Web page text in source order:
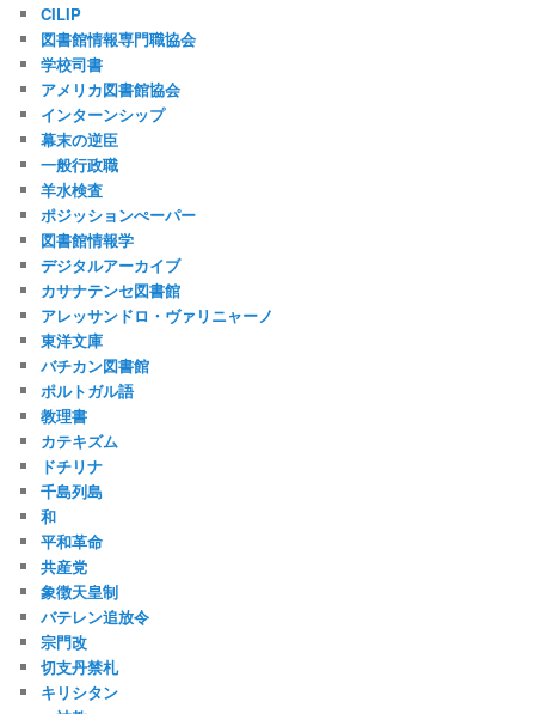
CILIP
図書館情報専門職協会
学校司書
アメリカ図書館協会
インターンシップ
幕末の逆臣
一般行政職
羊水検査
ポジッションぺーパー
図書館情報学
デジタルアーカイブ
カサナテンセ図書館
アレッサンドロ・ヴァリニャーノ
東洋文庫
バチカン図書館
ポルトガル語
教理書
カテキズム
ドチリナ
千島列島
和
平和革命
共産党
象徴天皇制
バテレン追放令
宗門改
切支丹禁札
キリシタン